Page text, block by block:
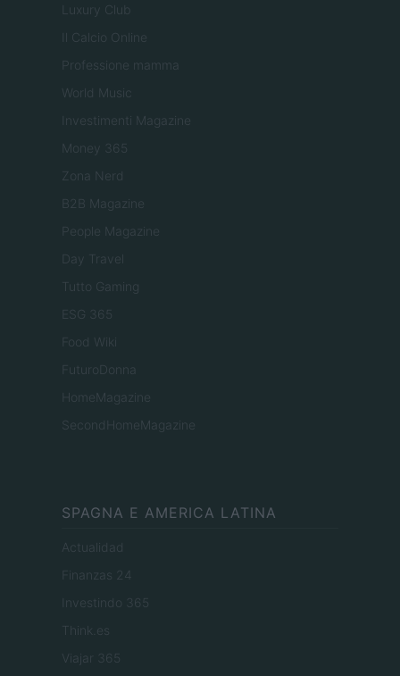
Luxury Club
Il Calcio Online
Professione mamma
World Music
Investimenti Magazine
Money 365
Zona Nerd
B2B Magazine
People Magazine
Day Travel
Tutto Gaming
ESG 365
Food Wiki
FuturoDonna
HomeMagazine
SecondHomeMagazine
SPAGNA E AMERICA LATINA
Actualidad
Finanzas 24
Investindo 365
Think.es
Viajar 365